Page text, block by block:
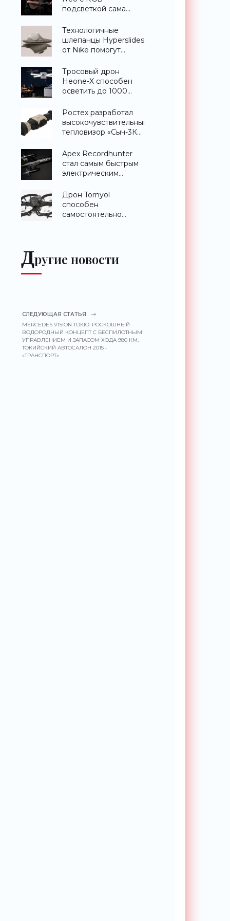
подсветкой сама
«Гаджеты»
Технологичные
шлепанцы Hyperslides
от Nike помогут
ноги после
тренировки -
«Гаджеты»
Тросовый дрон
Heone-X способен
осветить до 1000
земли -
«Беспилотники»
Ростех разработал
высокочувствительный
тепловизор «Сыч-3К»
распознавания до 2
км - «Гаджеты»
Apex Recordhunter
стал самым быстрым
электрическим
«Беспилотники»
Дрон Tornyol
способен
самостоятельно
Другие новости
СЛЕДУЮЩАЯ СТАТЬЯ
MERCEDES VISION TOKIO: РОСКОШНЫЙ
ВОДОРОДНЫЙ КОНЦЕПТ С БЕСПИЛОТНЫМ
УПРАВЛЕНИЕМ И ЗАПАСОМ ХОДА 980 КМ,
ТОКИЙСКИЙ АВТОСАЛОН 2015 -
«ТРАНСПОРТ»